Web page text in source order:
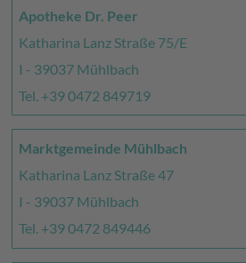
Apotheke Dr. Peer
Katharina Lanz Straße 75/E
I - 39037 Mühlbach
Tel. +39 0472 849719
Marktgemeinde Mühlbach
Katharina Lanz Straße 47
I - 39037 Mühlbach
Tel. +39 0472 849446